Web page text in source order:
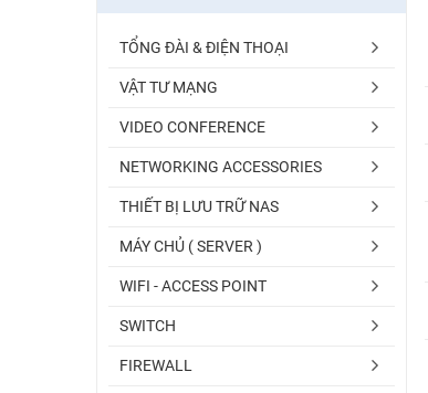
TỔNG ĐÀI & ĐIỆN THOẠI
VẬT TƯ MẠNG
VIDEO CONFERENCE
NETWORKING ACCESSORIES
THIẾT BỊ LƯU TRỮ NAS
MÁY CHỦ ( SERVER )
WIFI - ACCESS POINT
SWITCH
FIREWALL